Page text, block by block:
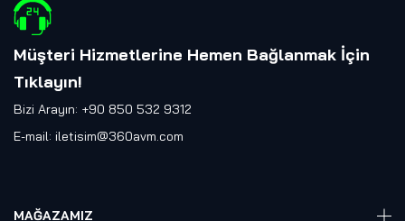
Müşteri Hizmetlerine Hemen Bağlanmak İçin
Tıklayın!
Bizi Arayın: +90 850 532 9312
E-mail: iletisim@360avm.com
MAĞAZAMIZ